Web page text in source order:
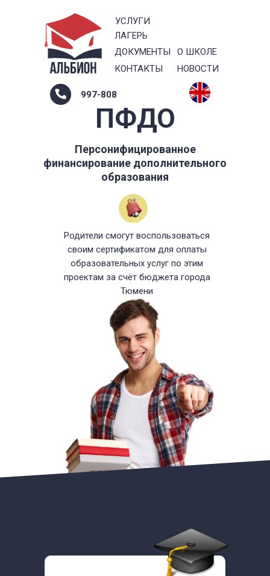
УСЛУГИ
997-808
ДОКУМЕНТЫ О ШКОЛЕ
ЛАГЕРЬ
НОВОСТИ
КОНТАКТЫ
ПФДО
Персонифицированное
финансирование дополнительного
образования
Родители смогут воспользоваться
своим сертификатом для оплаты
образовательных услуг по этим
проектам за счёт бюджета города
Тюмени